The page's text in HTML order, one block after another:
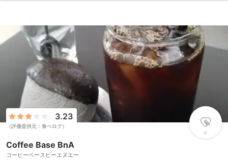
Coffee Base BnA
コーヒーベースビーエヌエー
3.23
（評価提供元：食べログ）
0